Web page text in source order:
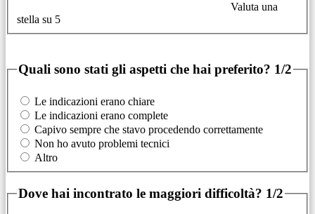
Valuta una
stella su 5
Quali sono stati gli aspetti che hai preferito? 1/2
Le indicazioni erano chiare
Le indicazioni erano complete
Capivo sempre che stavo procedendo correttamente
Non ho avuto problemi tecnici
Altro
Dove hai incontrato le maggiori difficoltà? 1/2